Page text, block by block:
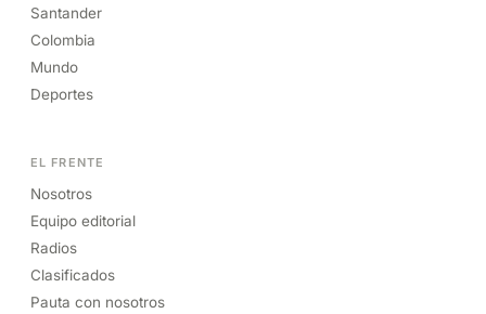
Santander
Colombia
Mundo
Deportes
EL FRENTE
Nosotros
Equipo editorial
Radios
Clasificados
Pauta con nosotros